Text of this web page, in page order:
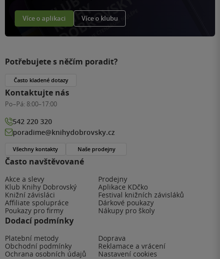
Více o aplikaci Více o klubu
Často navštěvované
Akce a slevy
Prodejny
Klub Knihy Dobrovský
Aplikace KDčko
Knižní závisláci
Festival knižních závisláků
Affiliate spolupráce
Dárkové poukazy
Poukazy pro firmy
Nákupy pro školy
Dodací podmínky
Platební metody
Doprava
Obchodní podmínky
Reklamace a vrácení
Ochrana osobních údajů
Nastavení cookies
Potřebujete s něčím poradit?
Často kladené dotazy
Kontaktujte nás
Po–Pá: 8:00–17:00
542 220 320
poradime@knihydobrovsky.cz
Všechny kontakty Naše prodejny